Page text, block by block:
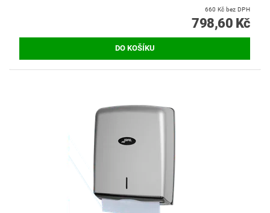
660 Kč bez DPH
798,60 Kč